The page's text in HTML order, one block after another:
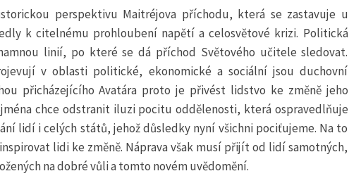
perspektivu Maitréjova příchodu, která se zastavuje u
k citelnému prohloubení napětí a celosvětové krizi. Politická
linií, po které se dá příchod Světového učitele sledovat.
v oblasti politické, ekonomické a sociální jsou duchovní
přicházejícího Avatára proto je přivést lidstvo ke změně jeho
chce odstranit iluzi pocitu oddělenosti, která ospravedlňuje
lidí i celých států, jehož důsledky nyní všichni pociťujeme. Na to
lidi ke změně. Náprava však musí přijít od lidí samotných,
na dobré vůli a tomto novém uvědomění.